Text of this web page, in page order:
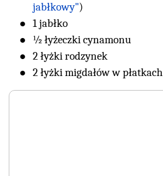
jabłkowy")
1 jabłko
½ łyżeczki cynamonu
2 łyżki rodzynek
2 łyżki migdałów w płatkach